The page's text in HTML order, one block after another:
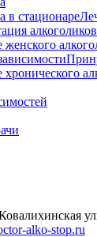
в стационаре
алкоголиков
женского
хронического
alko-stop.ru